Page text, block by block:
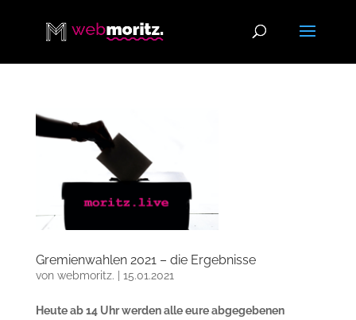
Gremienwahlen 2021 – die Ergebnisse
von webmoritz. 15.01.2021
Heute ab 14 Uhr werden alle eure abgegebenen